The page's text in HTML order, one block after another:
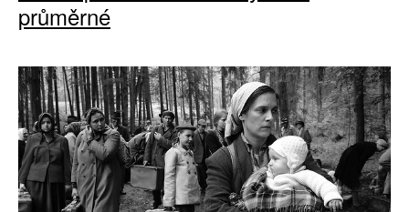
průměrné